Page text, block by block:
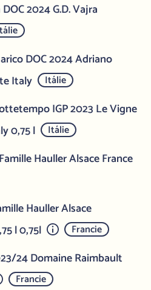
2024 G.D. Vajra
DOC 2024 Adriano
Italy
Itálie
IGP 2023 Le Vigne
0,75 l
Itálie
Hauller Alsace France
Hauller Alsace
l 0,75l
Francie
24 Domaine Raimbault
Francie